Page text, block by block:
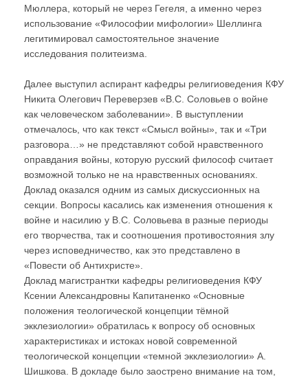
Мюллера, который не через Гегеля, а именно через
использование «Философии мифологии» Шеллинга
легитимировал самостоятельное значение
исследования политеизма.
Далее выступил аспирант кафедры религиоведения КФУ
Никита Олегович Переверзев «В.С. Соловьев о войне
как человеческом заболевании». В выступлении
отмечалось, что как текст «Смысл войны», так и «Три
разговора…» не представляют собой нравственного
оправдания войны, которую русский философ считает
возможной только не на нравственных основаниях.
Доклад оказался одним из самых дискуссионных на
секции. Вопросы касались как изменения отношения к
войне и насилию у В.С. Соловьева в разные периоды
его творчества, так и соотношения противостояния злу
через исповедничество, как это представлено в
«Повести об Антихристе».
Доклад магистрантки кафедры религиоведения КФУ
Ксении Александровны Капитаненко «Основные
положения теологической концепции тёмной
экклезиологии» обратилась к вопросу об основных
характеристиках и истоках новой современной
теологической концепции «темной экклезиологии» А.
Шишкова. В докладе было заострено внимание на том,